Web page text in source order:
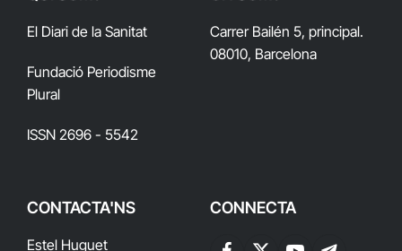
El Diari de la Sanitat
Fundació Periodisme
Plural
ISSN 2696 - 5542
Carrer Bailén 5, principal.
08010, Barcelona
CONTACTA'NS
Estel Huguet
CONNECTA